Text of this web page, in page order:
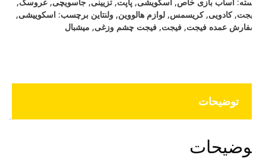
,کادویی,کریسمس,لوازم هالووین,ولنتاین برچسب:اسکوییشی,
عمده فیجت,فیجت,فیجت چشم وزغی,میشبال
توضیحات